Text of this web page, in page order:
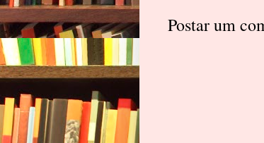
Postar um